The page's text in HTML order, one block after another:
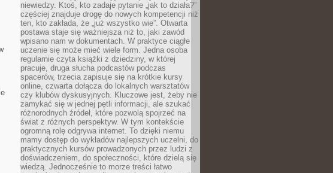
niewiedzy. Ktoś, kto zadaje pytanie „jak to działa?”
częściej znajduje drogę do nowych kompetencji niż
ten, kto zakłada, że „już wszystko wie”. Otwarta
postawa staje się ważniejsza niż to, jaki zawód
wpisano nam w dokumentach. W praktyce ciągłe
uczenie się może mieć wiele form. Jedna osoba
regularnie czyta książki z dziedziny, w której
pracuje, druga słucha podcastów podczas
spacerów, trzecia zapisuje się na krótkie kursy
online, czwarta dołącza do lokalnych warsztatów
czy klubów dyskusyjnych. Kluczowe jest, żeby nie
zamykać się w jednej pętli informacji, ale szukać
różnorodnych źródeł, które pozwolą spojrzeć na
świat z różnych perspektyw. W tym kontekście
ogromną rolę odgrywa internet. To dzięki niemu
mamy dostęp do wykładów najlepszych uczelni, do
praktycznych kursów prowadzonych przez ludzi z
doświadczeniem, do społeczności, które dzielą się
wiedzą. Jednocześnie to morze treści łatwo